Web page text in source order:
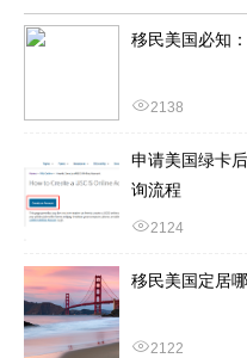
移民美国必知
2138
申请美国绿卡
询流程
2124
移民美国定居
2122